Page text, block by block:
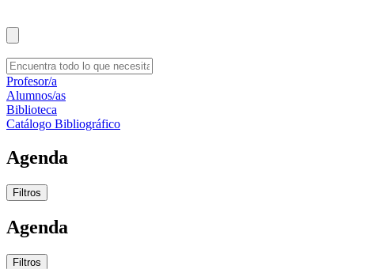
Profesor/a
Alumnos/as
Biblioteca
Catálogo Bibliográfico
Agenda
Filtros
Agenda
Filtros